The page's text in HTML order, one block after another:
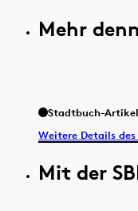
Mehr
Stadtbuch-Artikel
Weitere Details
Mit der